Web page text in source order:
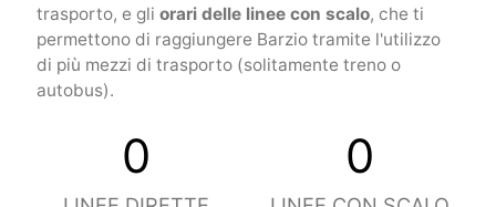
trasporto, e gli orari delle linee con scalo, che ti
permettono di raggiungere Barzio tramite l'utilizzo
di più mezzi di trasporto (solitamente treno o
autobus).
0 0